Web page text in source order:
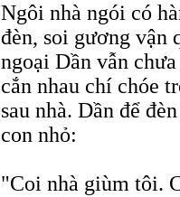
Ngôi nhà ngói có
đèn, soi gương vận
ngoại Dần vẫn
cắn nhau chí chóe
sau nhà. Dần để
con nhỏ:
"Coi nhà giùm tôi.